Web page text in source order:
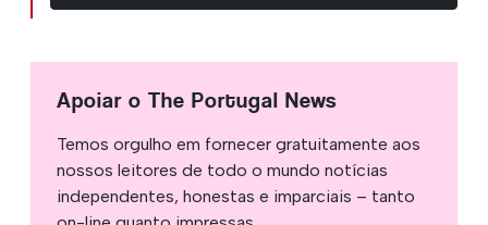
Apoiar o The Portugal News
Temos orgulho em fornecer gratuitamente aos
nossos leitores de todo o mundo notícias
independentes, honestas e imparciais – tanto